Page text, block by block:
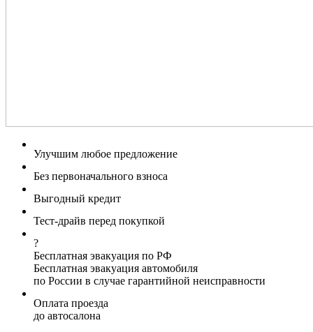
Улучшим любое предложение
Без первоначального взноса
Выгодный кредит
Тест-драйв перед покупкой
?
Бесплатная эвакуация по РФ
Бесплатная эвакуация автомобиля
по России в случае гарантийной неисправности
Оплата проезда
до автосалона